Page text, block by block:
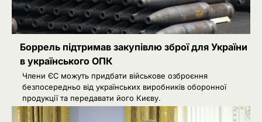
Боррель підтримав закупівлю зброї для України
в українського ОПК
Члени ЄС можуть придбати військове озброєння
безпосередньо від українських виробників оборонної
продукції та передавати його Києву.